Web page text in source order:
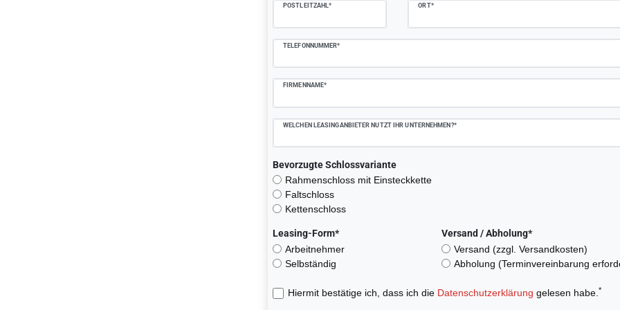
POSTLEITZAHL* ORT*
TELEFONNUMMER*
FIRMENNAME*
WELCHEN LEASINGANBIETER NUTZT IHR UNTERNEHMEN?*
Bevorzugte Schlossvariante
Rahmenschloss mit Einsteckkette
Faltschloss
Kettenschloss
Leasing-Form*
Arbeitnehmer
Selbständig
Versand / Abholung*
Versand (zzgl. Versandkosten)
Abholung (Terminvereinbarung
Hiermit bestätige ich, dass ich die Daten­schutz­erklärung gelesen habe. *